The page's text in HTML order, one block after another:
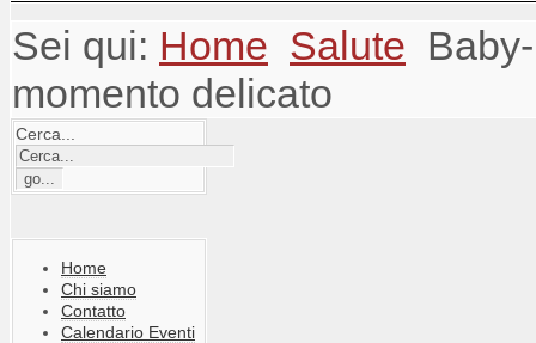
Sei qui: Home Salute
momento delicato
Cerca...
Home
Chi siamo
Contatto
Calendario Eventi